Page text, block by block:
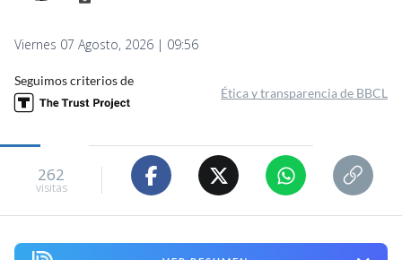
Viernes 07 Agosto, 2026 | 09:56
Seguimos criterios de
Ética y transparencia de BBCL
262
visitas